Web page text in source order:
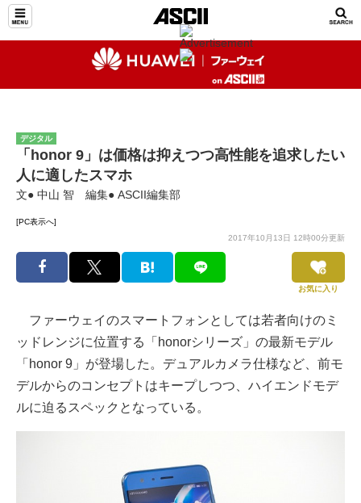
デジタル
「honor 9」は価格は抑えつつ高性能を追求したい
人に適したスマホ
文● 中山 智 編集● ASCII編集部
[PC表示へ]
2017年10月13日 12時00分更新
お気に入り
ファーウェイのスマートフォンとしては若者向けのミ
ッドレンジに位置する「honorシリーズ」の最新モデル
「honor 9」が登場した。デュアルカメラ仕様など、前モ
デルからのコンセプトはキープしつつ、ハイエンドモデ
ルに迫るスペックとなっている。